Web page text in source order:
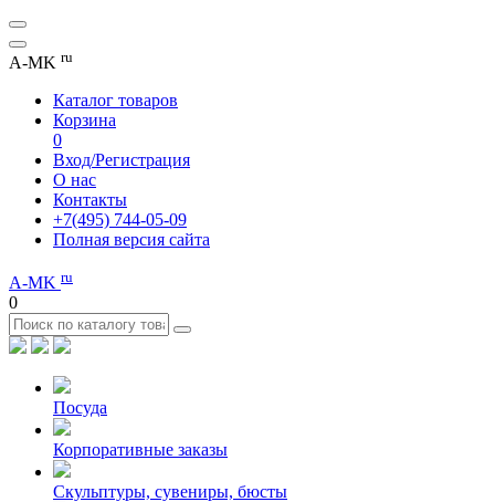
A-MK ru
Каталог товаров
Корзина
0
Вход/Регистрация
О нас
Контакты
+7(495) 744-05-09
Полная версия сайта
A-MK ru
0
Посуда
Корпоративные заказы
Скульптуры, сувениры, бюсты